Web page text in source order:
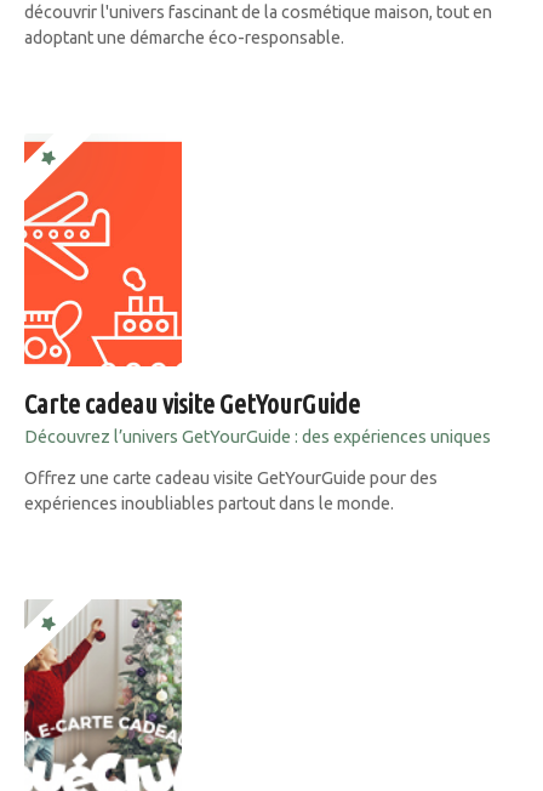
découvrir l'univers fascinant de la cosmétique maison, tout en
adoptant une démarche éco-responsable.
Carte cadeau visite GetYourGuide
Découvrez l’univers GetYourGuide : des expériences uniques
Offrez une carte cadeau visite GetYourGuide pour des
expériences inoubliables partout dans le monde.